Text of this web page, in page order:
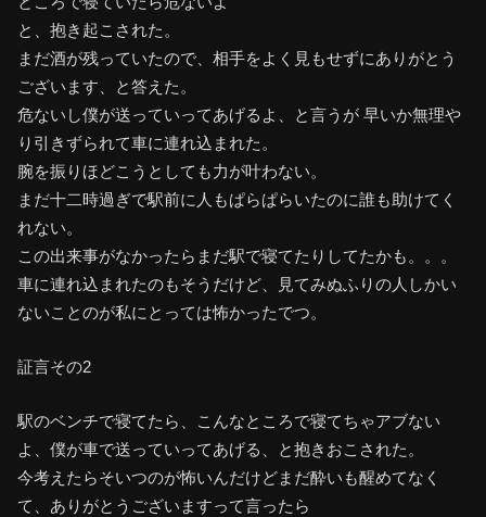
と、抱き起こされた。
まだ酒が残っていたので、相手をよく見もせずにありがとう
ございます、と答えた。
危ないし僕が送っていってあげるよ、と言うが 早いか無理や
り引きずられて車に連れ込まれた。
腕を振りほどこうとしても力が叶わない。
まだ十二時過ぎで駅前に人もぱらぱらいたのに誰も助けてく
れない。
この出来事がなかったらまだ駅で寝てたりしてたかも。。。
車に連れ込まれたのもそうだけど、見てみぬふりの人しかい
ないことのが私にとっては怖かったでつ。
証言その2
駅のベンチで寝てたら、こんなところで寝てちゃアブない
よ、僕が車で送っていってあげる、と抱きおこされた。
今考えたらそいつのが怖いんだけどまだ酔いも醒めてなく
て、ありがとうございますって言ったら